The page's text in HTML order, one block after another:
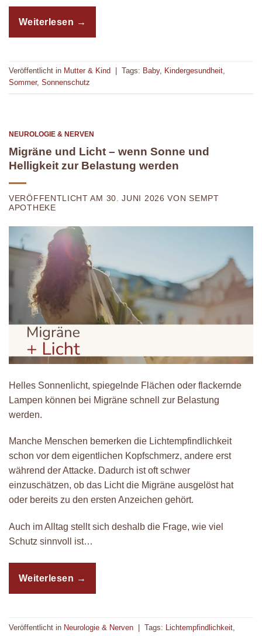
Weiterlesen →
Veröffentlicht in Mutter & Kind Tags: Baby, Kindergesundheit
Sommer, Sonnenschutz
NEUROLOGIE & NERVEN
Migräne und Licht – wenn Sonne und
Helligkeit zur Belastung werden
VERÖFFENTLICHT AM 30. JUNI 2026 VON SEMPT
APOTHEKE
Helles Sonnenlicht, spiegelnde Flächen oder flackernde
Lampen können bei Migräne schnell zur Belastung
werden.
Manche Menschen bemerken die Lichtempfindlichkeit
schon vor dem eigentlichen Kopfschmerz, andere erst
während der Attacke. Dadurch ist oft schwer
einzuschätzen, ob das Licht die Migräne ausgelöst hat
oder bereits zu den ersten Anzeichen gehört.
Auch im Alltag stellt sich deshalb die Frage, wie viel
Schutz sinnvoll ist…
Weiterlesen →
Veröffentlicht in Neurologie & Nerven | Tags: Lichtempfindlichkeit